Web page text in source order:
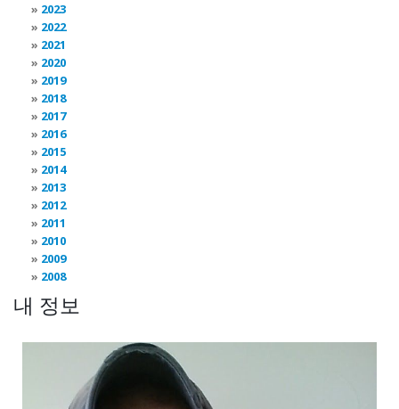
2023
2022
2021
2020
2019
2018
2017
2016
2015
2014
2013
2012
2011
2010
2009
2008
내 정보